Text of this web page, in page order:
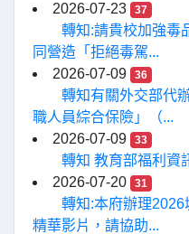
2026-07-23
37
轉知:請貴校加強毒
同營造「拒絕毒駕...
2026-07-09
36
轉知有關外交部代
職人員綜合保險」（...
2026-07-09
33
轉知 教育部福利資
2026-07-20
31
轉知:本府辦理
精華影片，請協助...